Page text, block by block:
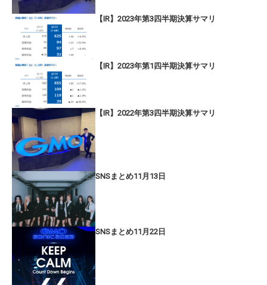
【IR】2023年第3四半期決算サマリ
【IR】2023年第1四半期決算サマリ
【IR】2022年第3四半期決算サマリ
SNSまとめ11月13日
SNSまとめ11月22日